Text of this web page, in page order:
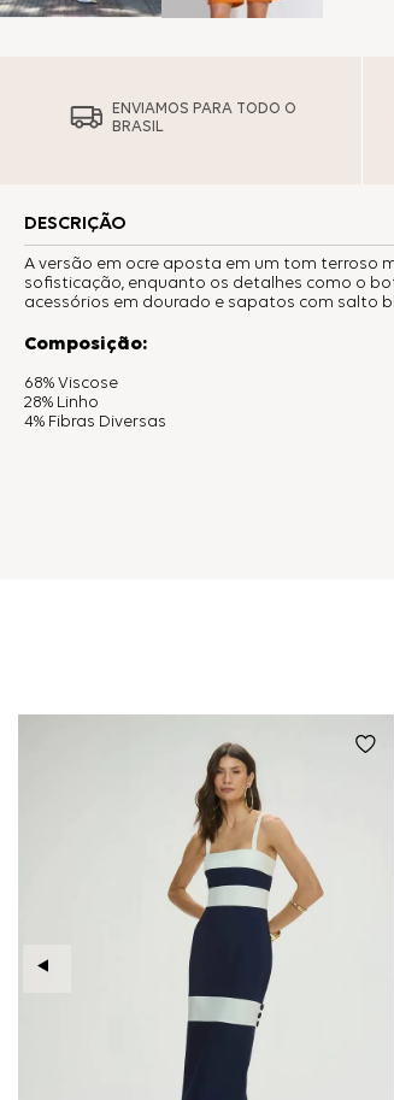
ENVIAMOS PARA TODO O
BRASIL
DESCRIÇÃO
A versão em ocre aposta em um tom terroso
sofisticação, enquanto os detalhes como o
acessórios em dourado e sapatos com salto
Composição:
68% Viscose
28% Linho
4% Fibras Diversas